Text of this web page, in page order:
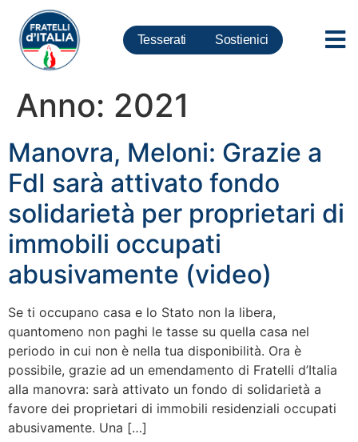
Tesserati Sostienici
Anno: 2021
Manovra, Meloni: Grazie a
FdI sarà attivato fondo
solidarietà per proprietari di
immobili occupati
abusivamente (video)
Se ti occupano casa e lo Stato non la libera,
quantomeno non paghi le tasse su quella casa nel
periodo in cui non è nella tua disponibilità. Ora è
possibile, grazie ad un emendamento di Fratelli d’Italia
alla manovra: sarà attivato un fondo di solidarietà a
favore dei proprietari di immobili residenziali occupati
abusivamente. Una […]